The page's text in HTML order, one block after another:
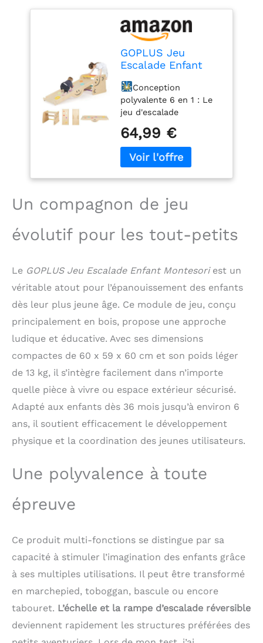
GOPLUS Jeu
Escalade Enfant
Marchepied,
Échelle et Rampe
d'escalade
réversible,
Toboggan, Bascule,
Tabouret Enfant
pour 3 Ans+ Charge
60KG
Conception
polyvalente 6 en 1 : Le
jeu d'escalade
livré avec un
marchepied et une
rampe, permettant aux
d'escalade, long
toboggan, balançoire à
d'escalade, tabouret à 2
nombreux modes de jeu
répondront aux
tout-petits
Tabouret
avec marches réglables
: Comme il y a de
percés des deux côtés
du tabouret, les
marches et les barres
peuvent être ajustées à
différentes hauteurs
selon les besoins. En
comme escabeau, il
transformé en échelle
d'escalade ou en siège.
les barres. Placez
horizontalement la
rampe d'escalade et elle
devient la bascule.
Retournez la rampe
d'escalade et elle se
transforme en
toboggan. Grâce aux
64,99 €
Un compagnon de jeu
évolutif pour les tout-petits
Le GOPLUS Jeu Escalade Enfant Montesoriest un
véritable atout pour l’épanouissement des enfants
dès leur plus jeune âge. Ce module de jeu, conçu
principalement en bois, propose une approche
ludique et éducative. Avec ses dimensions
compactes de 60 x 59 x 60 cm et son poids léger
de 13 kg, il s’intègre facilement dans n’importe
quelle pièce à vivre ou espace extérieur sécurisé.
Adapté aux enfants dès 36 mois jusqu’à environ 6
ans, il soutient efficacement le développement
physique et la coordination des jeunes utilisateurs.
Une polyvalence à toute
épreuve
Ce produit multi-fonctions se distingue par sa
capacité à stimuler l’imagination des enfants grâce
à ses multiples utilisations. Il peut être transformé
en marchepied, toboggan, bascule ou encore
tabouret. L’échelle et la rampe d’escalade réversible
deviennent rapidement les structures préférées des